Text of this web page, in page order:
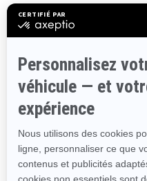
Inscrivez-vous à nos courriels.